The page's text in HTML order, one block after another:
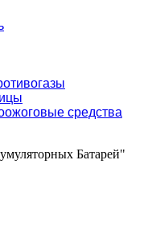
средства
Батарей"